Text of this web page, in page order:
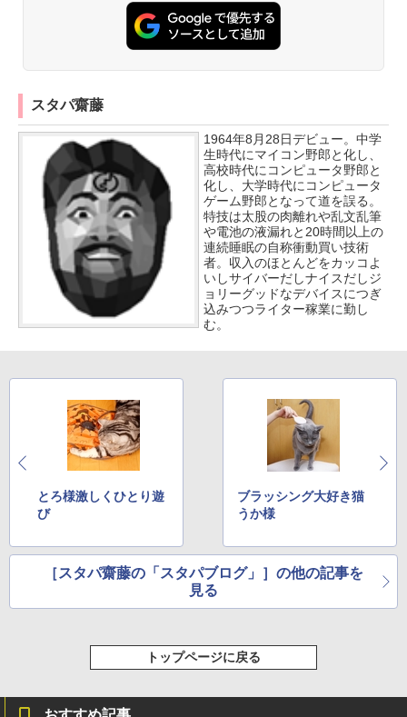
スタパ齋藤
1964年8月28日デビュー。中学
生時代にマイコン野郎と化し、
高校時代にコンピュータ野郎と
化し、大学時代にコンピュータ
ゲーム野郎となって道を誤る。
特技は太股の肉離れや乱文乱筆
や電池の液漏れと20時間以上の
連続睡眠の自称衝動買い技術
者。収入のほとんどをカッコよ
いしサイバーだしナイスだしジ
ョリーグッドなデバイスにつぎ
込みつつライター稼業に勤し
む。
とろ様激しくひとり遊
び
ブラッシング大好き猫
うか様
［スタパ齋藤の「スタパブログ」］の他の記事を
見る
トップページに戻る